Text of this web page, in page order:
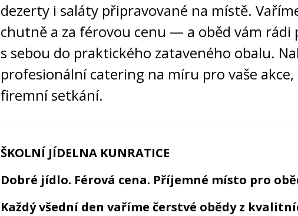
dezerty i saláty připravované na místě.
chutně a za férovou cenu — a oběd vám rádi
s sebou do praktického zataveného obalu.
profesionální catering na míru pro vaše akce,
firemní setkání.
ŠKOLNÍ JÍDELNA KUNRATICE
Dobré jídlo. Férová cena. Příjemné místo pro
Každý všední den vaříme čerstvé obědy z